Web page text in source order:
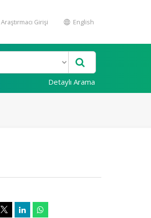
Araştırmacı Girişi English
Detaylı Arama